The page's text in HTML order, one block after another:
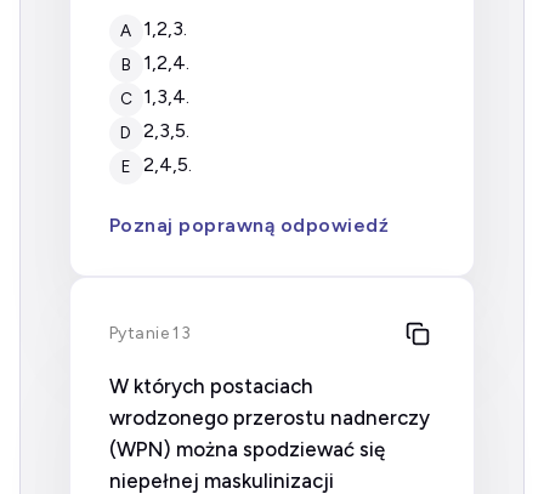
A 1,2,3.
B 1,2,4.
C 1,3,4.
D 2,3,5.
E 2,4,5.
Poznaj poprawną odpowiedź
Pytanie 13
W których postaciach
wrodzonego przerostu nadnerczy
(WPN) można spodziewać się
niepełnej maskulinizacji